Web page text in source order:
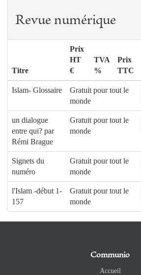
Revue numérique
Titre
Prix
HT
€
TVA
%
Prix
TTC
Islam- Glossaire
Gratuit pour tout le
monde
un dialogue
entre qui? par
Rémi Brague
Gratuit pour tout le
monde
Signets du
numéro
Gratuit pour tout le
monde
l'Islam -début 1-
157
Gratuit pour tout le
monde
Communio
Accueil